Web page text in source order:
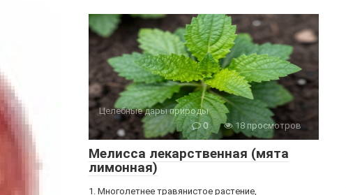
Целебные дары природы
0
18 просмотров
Мелисса лекарственная (мята
лимонная)
1. Многолетнее травянистое растение,